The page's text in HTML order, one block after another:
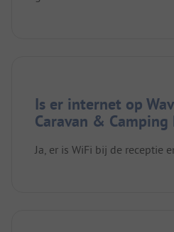
Is er internet op
Caravan & Camping
Ja, er is WiFi bij de receptie